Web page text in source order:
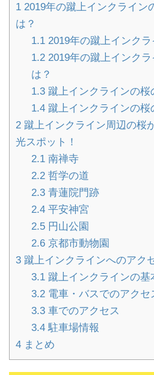
1 2019年の蹴上インクライン
は？
1.12019年の蹴上インクラ
1.22019年の蹴上インク
は？
1.3蹴上インクラインの桜
1.4蹴上インクラインの桜
2 蹴上インクライン周辺の桜
光スポット！
2.1南禅寺
2.2哲学の道
2.3青蓮院門跡
2.4平安神宮
2.5円山公園
2.6京都市動物園
3 蹴上インクラインへのアク
3.1蹴上インクラインの基
3.2電車・バスでのアクセ
3.3車でのアクセス
3.4駐車場情報
4 まとめ